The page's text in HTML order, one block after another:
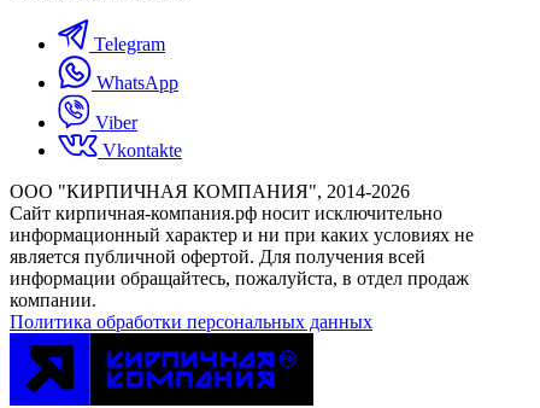
Telegram
WhatsApp
Viber
Vkontakte
ООО "КИРПИЧНАЯ КОМПАНИЯ", 2014-2026
Cайт кирпичная-компания.рф носит исключительно
информационный характер и ни при каких условиях не
является публичной офертой. Для получения всей
информации обращайтесь, пожалуйста, в отдел продаж
компании.
Политика обработки персональных данных